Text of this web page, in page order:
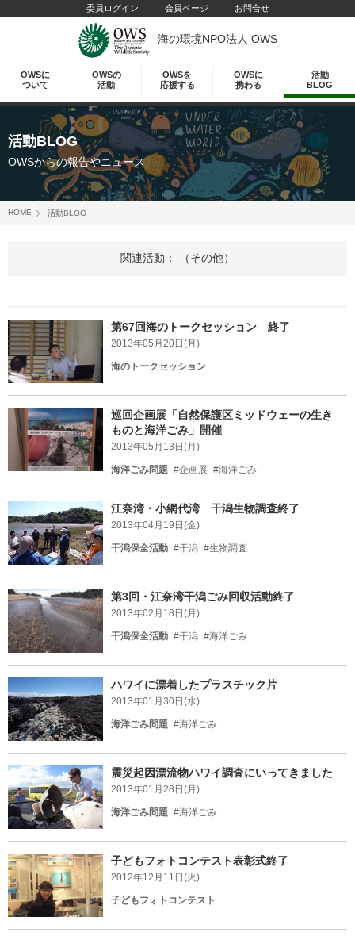
委員ログイン 会員ページ お問合せ
海の環境NPO法人 OWS
OWSに
ついて
OWSの
活動
OWSを
応援する
OWSに
携わる
活動
BLOG
活動BLOG
OWSからの報告やニュース
HOME 活動BLOG
関連活動： （その他）
第67回海のトークセッション 終了
2013年05月20日(月)
海のトークセッション
巡回企画展「自然保護区ミッドウェーの生き
ものと海洋ごみ」開催
2013年05月13日(月)
海洋ごみ問題 #企画展 #海洋ごみ
江奈湾・小網代湾 干潟生物調査終了
2013年04月19日(金)
干潟保全活動 #干潟 #生物調査
第3回・江奈湾干潟ごみ回収活動終了
2013年02月18日(月)
干潟保全活動 #干潟 #海洋ごみ
ハワイに漂着したプラスチック片
2013年01月30日(水)
海洋ごみ問題 #海洋ごみ
震災起因漂流物ハワイ調査にいってきました
2013年01月28日(月)
海洋ごみ問題 #海洋ごみ
子どもフォトコンテスト表彰式終了
2012年12月11日(火)
子どもフォトコンテスト